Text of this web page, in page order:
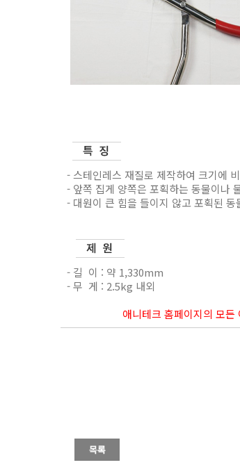
- 스테인레스 재질로 제작하여 크기에
- 앞쪽 집게 양쪽은 포획하는 동물이나
- 대원이 큰 힘을 들이지 않고 포획된
- 길 이 : 약 1,330mm
- 무 게 : 2.5kg 내외
애니테크 홈페이지의 모든 이미